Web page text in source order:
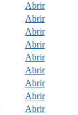
Abrir
Abrir
Abrir
Abrir
Abrir
Abrir
Abrir
Abrir
Abrir